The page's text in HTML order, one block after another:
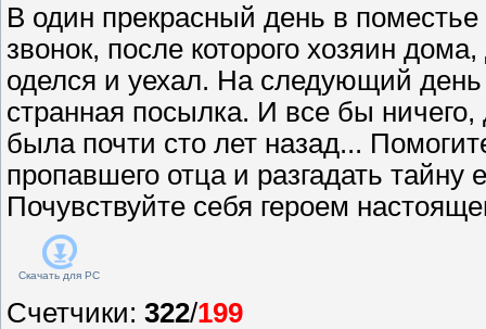
В один прекрасный день в
звонок, после которого хозяин
оделся и уехал. На следующий день
странная посылка. И все бы ничего,
была почти сто лет назад...
пропавшего отца и разгадать тайну
Почувствуйте себя героем
Скачать для PC
Счетчики: 322/199